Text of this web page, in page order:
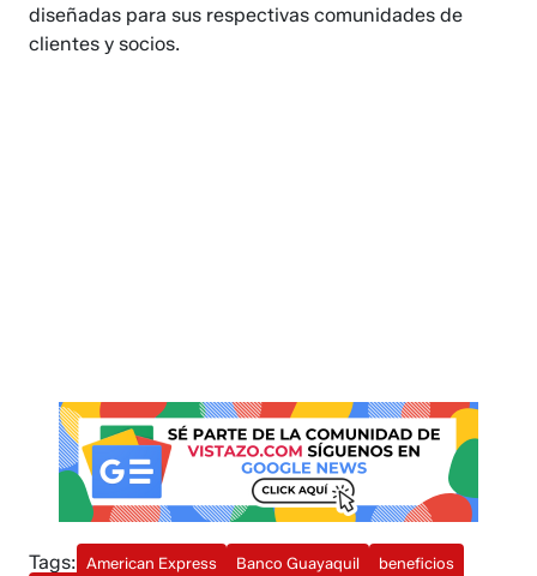
diseñadas para sus respectivas comunidades de
clientes y socios.
Tags: American Express Banco Guayaquil
beneficios